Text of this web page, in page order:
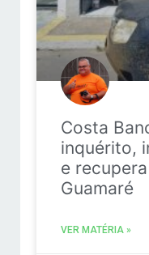
Costa
inquérito,
e
Guamaré
VER MATÉRIA »